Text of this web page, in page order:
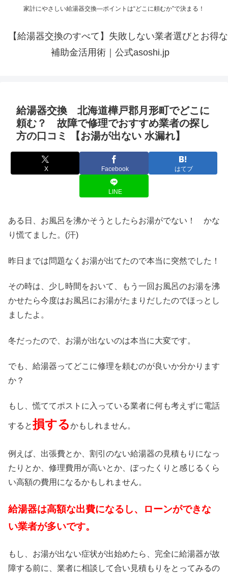
家計にやさしい給湯器交換—ポイントは“どこに頼むか”で決まる！
【給湯器交換のすべて】失敗しない業者選びとお得な
補助金活用術｜公式asoshi.jp
給湯器交換 北海道樺戸郡月形町でどこに
頼む？ 故障で修理でおすすめ業者の探し
方の口コミ 【お湯が出ない 水漏れ】
X Facebook はてブ
LINE
ある日、お風呂を沸かそうとしたらお湯がでない！ かな
り慌てました。(汗)
昨日までは問題なくお湯が出てたので本当に突然でした！
その時は、少し時間をおいて、もう一回お風呂のお湯を沸
かせたら今度はお風呂にお湯がたまりだしたのでほっとし
ましたよ。
冬だったので、お湯が出ないのは本当に大変です。
でも、給湯器ってどこに修理を頼むのが良いか分かります
か？
もし、慌ててポストに入っている業者に何も考えずに電話
すると損するかもしれません。
例えば、出張費とか、割引のない給湯器の見積もりになっ
たりとか、修理費用が高いとか、ぼったくりと感じるくら
い高額の費用になるかもしれません。
給湯器は高額な出費になるし、ローンができな
い業者が多いです。
もし、お湯が出ない症状が出始めたら、完全に給湯器が故
障する前に、業者に相談して合い見積もりをとってみるの